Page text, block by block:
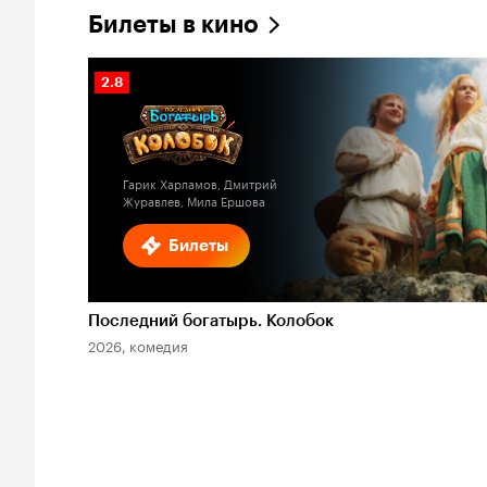
Билеты в кино
Билеты
Рейтинг
Кинопоиска
2.8
Гарик Харламов, Дмитрий
Журавлев, Мила Ершова
Последний богатырь. Колобок
2026, комедия